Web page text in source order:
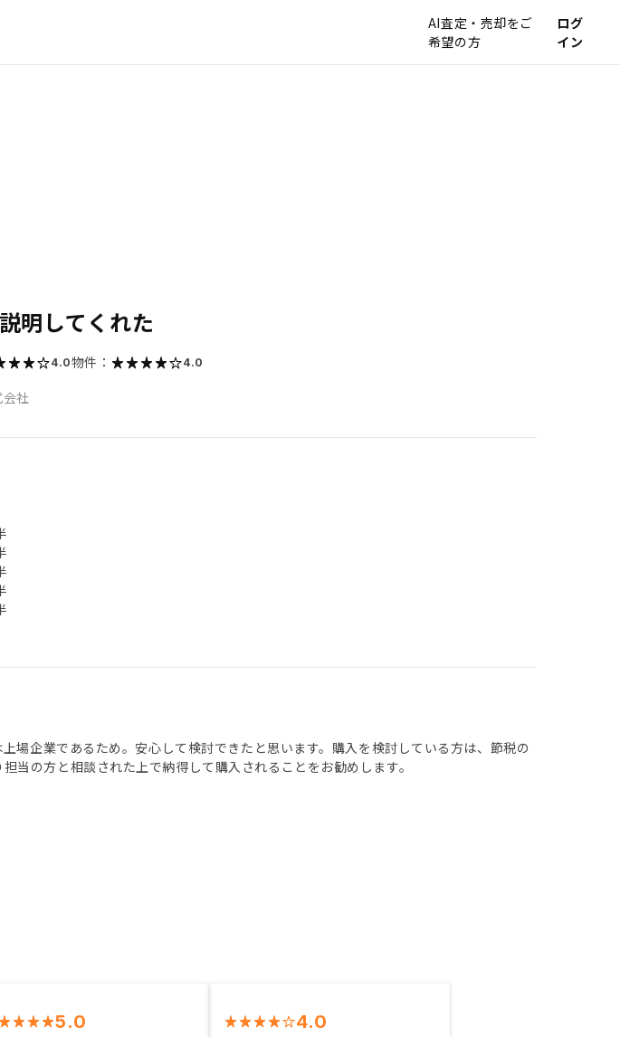
AI査定・売却をご
希望の方
ログ
イン
明してくれた
4.0物件： 4.0
社
場企業であるため。安心して検討できたと思います。購入を検討している方は、節税の
当の方と相談された上で納得して購入されることをお勧めします。
5.0 4.0